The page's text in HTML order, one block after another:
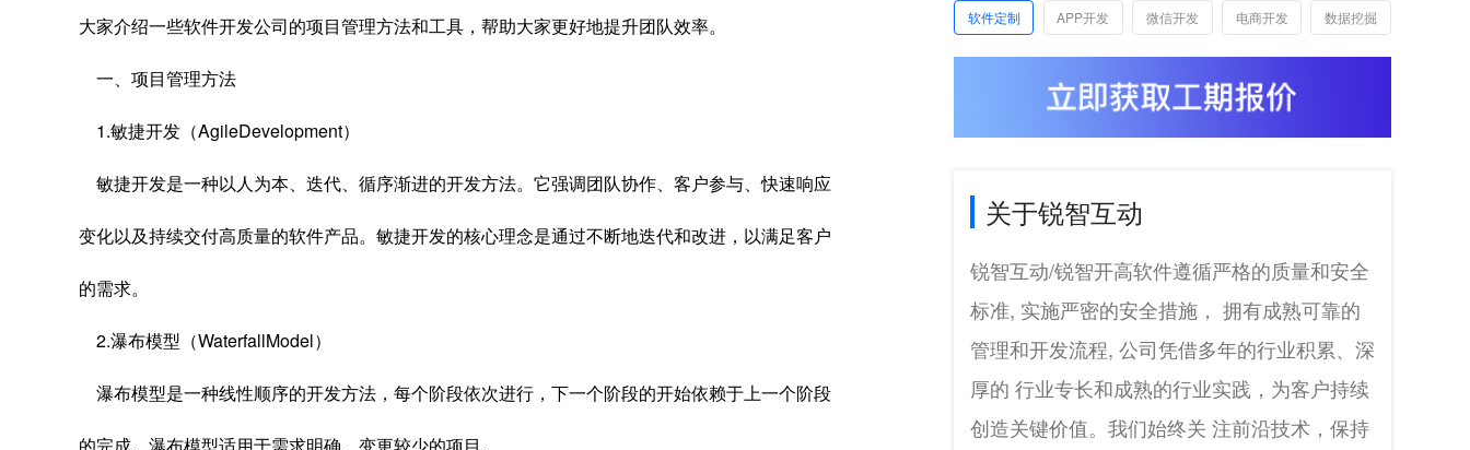
大家介绍一些软件开发公司的项目管理方法和工具，帮助大家更好地提升团队效率。
一、项目管理方法
1.敏捷开发（AgileDevelopment）
敏捷开发是一种以人为本、迭代、循序渐进的开发方法。它强调团队协作、客户参与、快速响应
变化以及持续交付高质量的软件产品。敏捷开发的核心理念是通过不断地迭代和改进，以满足客户
的需求。
2.瀑布模型（WaterfallModel）
瀑布模型是一种线性顺序的开发方法，每个阶段依次进行，下一个阶段的开始依赖于上一个阶段
软件定制 APP开发 微信开发 电商开发 数据挖掘
关于锐智互动
锐智互动/锐智开高软件遵循严格的质量和安全
标准, 实施严密的安全措施， 拥有成熟可靠的
管理和开发流程, 公司凭借多年的行业积累、深
厚的 行业专长和成熟的行业实践，为客户持续
创造关键价值。我们始终关 注前沿技术，保持